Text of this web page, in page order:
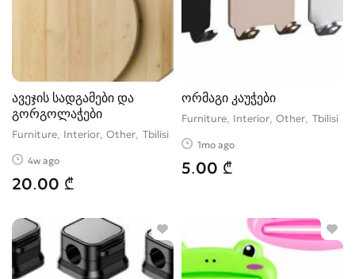
ავეჯის სადგამები და
გორგოლაჭები
Furniture, Interior, Other Tbilisi
4w ago
20.00 ₾
ორმაგი კაუჭები
Furniture, Interior, Other Tbilisi
1mo ago
5.00 ₾